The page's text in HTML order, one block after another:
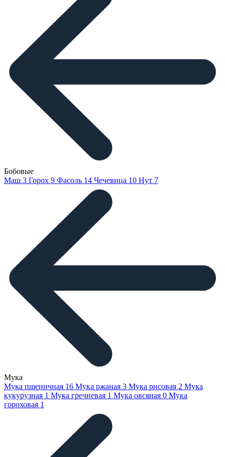
Бобовые
Маш 3 Горох 9 Фасоль 14 Чечевица 10 Нут 7
Мука
Мука пшеничная 16 Мука ржаная 3 Мука рисовая 2 Мука
кукурузная 1 Мука гречневая 1 Мука овсяная 0 Мука
гороховая 1